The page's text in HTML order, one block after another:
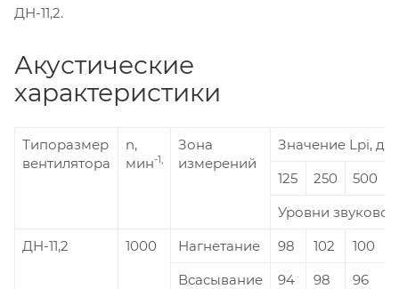
ДН-11,2.
Акустические
характеристики
Типоразмер
вентилятора
n,
мин-1,
Зона
измерений
Значение Lpi, дБ
125
250 500
Уровни
ДН-11,2
1000 Нагнетание 98 102 100
Всасывание
94 98 96